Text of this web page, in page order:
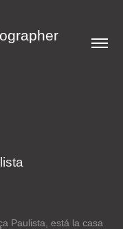
Paulista, está la casa